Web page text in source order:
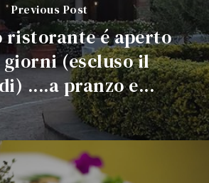
Previous Post
é aperto
(escluso il
....a pranzo e...